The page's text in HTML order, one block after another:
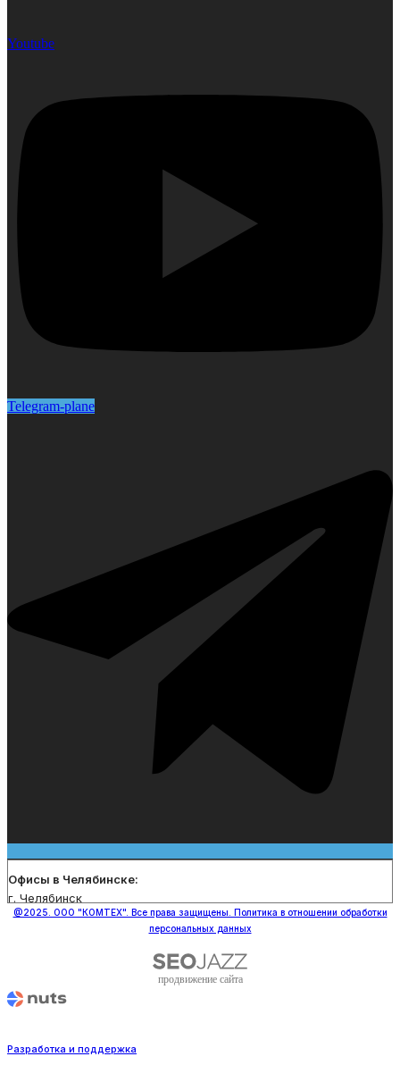
Youtube
Telegram-plane
Офисы в Челябинске:
г. Челябинск
@2025. ООО "КОМТЕХ". Все права защищены. Политика в отношении обработки
персональных данных
продвижение сайта
Разработка и поддержка